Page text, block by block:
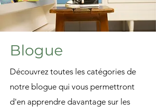
Blogue
Découvrez toutes les catégories de
notre blogue qui vous permettront
d'en apprendre davantage sur les